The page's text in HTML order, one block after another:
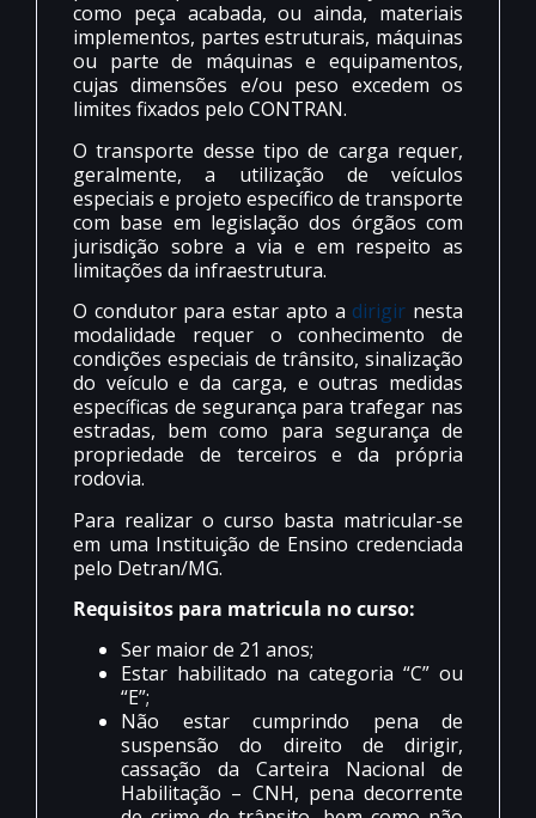
como peça acabada, ou ainda, materiais
implementos, partes estruturais, máquinas
ou parte de máquinas e equipamentos,
cujas dimensões e/ou peso excedem os
limites fixados pelo CONTRAN.
O transporte desse tipo de carga requer,
geralmente, a utilização de veículos
especiais e projeto específico de transporte
com base em legislação dos órgãos com
jurisdição sobre a via e em respeito as
limitações da infraestrutura.
O condutor para estar apto a dirigir nesta
modalidade requer o conhecimento de
condições especiais de trânsito, sinalização
do veículo e da carga, e outras medidas
específicas de segurança para trafegar nas
estradas, bem como para segurança de
propriedade de terceiros e da própria
rodovia.
Para realizar o curso basta matricular-se
em uma Instituição de Ensino credenciada
pelo Detran/MG.
Requisitos para matricula no curso:
Ser maior de 21 anos;
Estar habilitado na categoria “C” ou
“E”;
Não estar cumprindo pena de
suspensão do direito de dirigir,
cassação da Carteira Nacional de
Habilitação – CNH, pena decorrente